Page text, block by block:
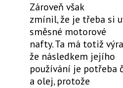
Zároveň však
zmínil, že je třeba si
směsné motorové
nafty. Ta má totiž
že následkem jejího
používání je
a olej, protože